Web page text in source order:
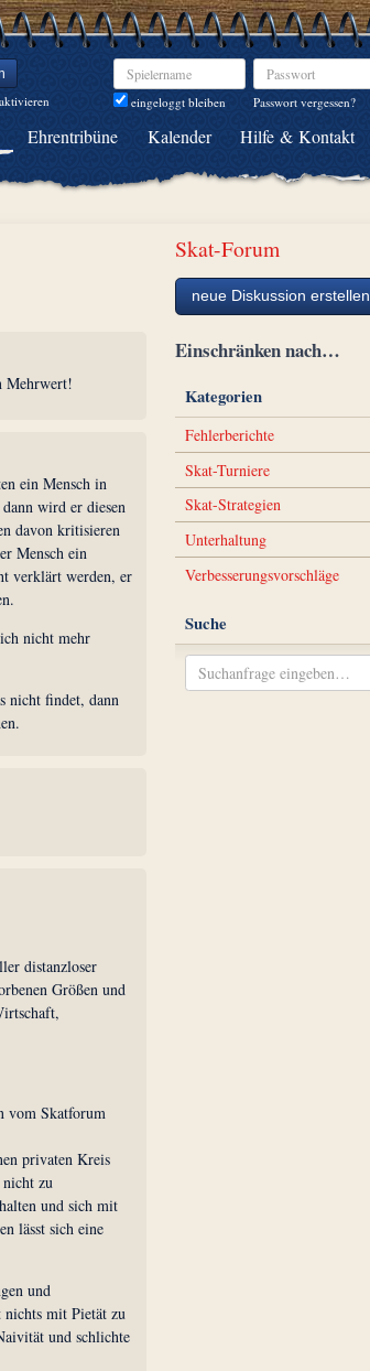
Spielername
eingeloggt bleiben
Passwort
Passwort vergessen?
Ehrentribüne Kalender Hilfe & Kontakt
Mehrwert!
ein Mensch in
wird er diesen
davon kritisieren
Mensch ein
verklärt werden, er
nicht mehr
nicht findet, dann
distanzloser
Größen und
vom Skatforum
privaten Kreis
zu
und sich mit
lässt sich eine
und
nichts mit Pietät zu
und schlichte
Skat-Forum
neue Diskussion erstellen
Einschränken nach…
Kategorien
Fehlerberichte
Skat-Turniere
Skat-Strategien
Unterhaltung
Verbesserungsvorschläge
Suche